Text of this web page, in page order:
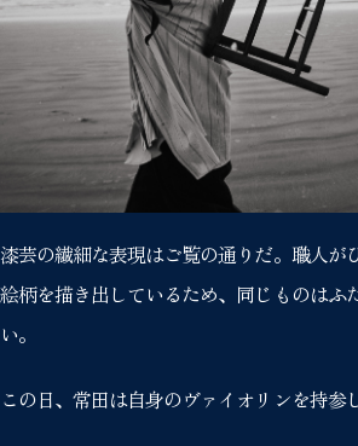
漆芸の繊細な表現はご覧の通りだ。職人が
絵柄を描き出しているため、同じものはふ
い。
この日、常田は自身のヴァイオリンを持参